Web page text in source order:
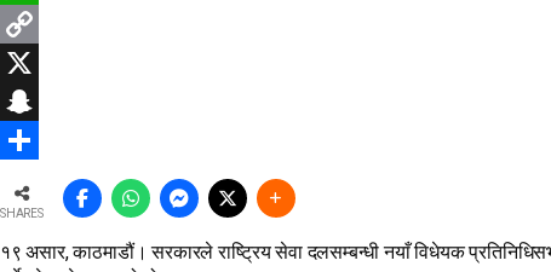
WhatsApp
Copy
Link
X
Snapchat
SHARES
१९ असार, काठमाडौं। सरकारले राष्ट्रिय सेवा दलसम्बन्धी नयाँ विधेयक